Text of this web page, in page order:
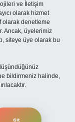
ve İletişim
olarak hizmet
olarak denetleme
Ancak, üyelerimiz
siteye üye olarak bu
bildirmeniz halinde,